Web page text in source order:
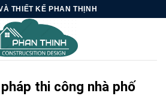
THIẾT KẾ PHAN THỊNH
thi công nhà phố